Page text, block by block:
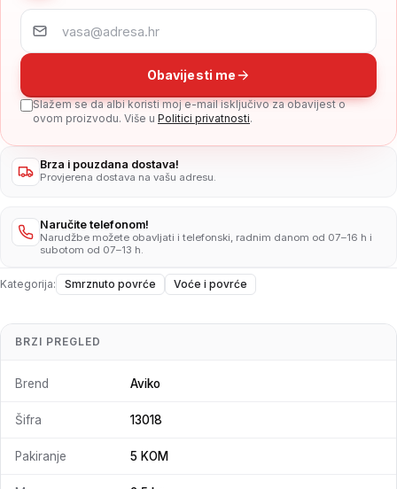
Obavijesti me
Slažem se da albi koristi moj e-mail isključivo za obavijest o
ovom proizvodu. Više u Politici privatnosti.
Brza i pouzdana dostava!
Provjerena dostava na vašu adresu.
Naručite telefonom!
Narudžbe možete obavljati i telefonski, radnim danom od 07–16 h i
subotom od 07–13 h.
Kategorija: Smrznuto povrće Voće i povrće
BRZI PREGLED
Brend Aviko
Šifra 13018
Pakiranje 5 KOM